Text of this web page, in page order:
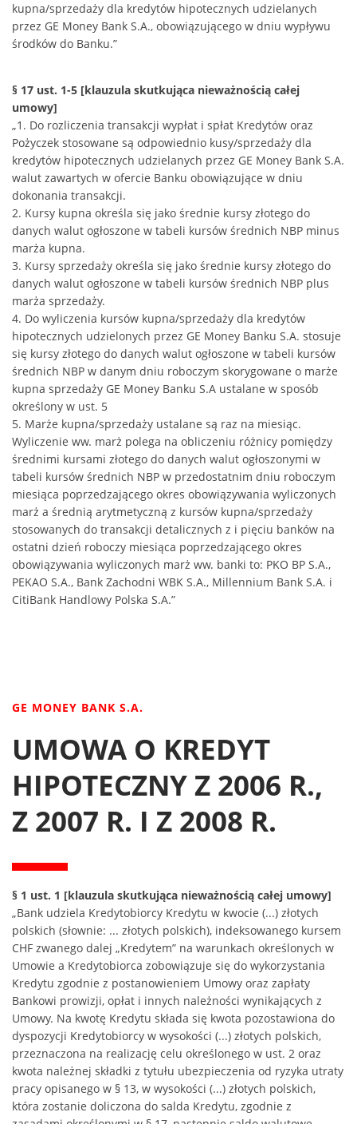
kupna/sprzedaży dla kredytów hipotecznych udzielanych
przez GE Money Bank S.A., obowiązującego w dniu wypływu
środków do Banku.”
§ 17 ust. 1-5 [klauzula skutkująca nieważnością całej
umowy]
„1. Do rozliczenia transakcji wypłat i spłat Kredytów oraz
Pożyczek stosowane są odpowiednio kusy/sprzedaży dla
kredytów hipotecznych udzielanych przez GE Money Bank S.A.
walut zawartych w ofercie Banku obowiązujące w dniu
dokonania transakcji.
2. Kursy kupna określa się jako średnie kursy złotego do
danych walut ogłoszone w tabeli kursów średnich NBP minus
marża kupna.
3. Kursy sprzedaży określa się jako średnie kursy złotego do
danych walut ogłoszone w tabeli kursów średnich NBP plus
marża sprzedaży.
4. Do wyliczenia kursów kupna/sprzedaży dla kredytów
hipotecznych udzielonych przez GE Money Banku S.A. stosuje
się kursy złotego do danych walut ogłoszone w tabeli kursów
średnich NBP w danym dniu roboczym skorygowane o marże
kupna sprzedaży GE Money Banku S.A ustalane w sposób
określony w ust. 5
5. Marże kupna/sprzedaży ustalane są raz na miesiąc.
Wyliczenie ww. marż polega na obliczeniu różnicy pomiędzy
średnimi kursami złotego do danych walut ogłoszonymi w
tabeli kursów średnich NBP w przedostatnim dniu roboczym
miesiąca poprzedzającego okres obowiązywania wyliczonych
marż a średnią arytmetyczną z kursów kupna/sprzedaży
stosowanych do transakcji detalicznych z i pięciu banków na
ostatni dzień roboczy miesiąca poprzedzającego okres
obowiązywania wyliczonych marż ww. banki to: PKO BP S.A.,
PEKAO S.A., Bank Zachodni WBK S.A., Millennium Bank S.A. i
CitiBank Handlowy Polska S.A.”
GE MONEY BANK S.A.
UMOWA O KREDYT
HIPOTECZNY Z 2006 R.,
Z 2007 R. I Z 2008 R.
§ 1 ust. 1 [klauzula skutkująca nieważnością całej umowy]
„Bank udziela Kredytobiorcy Kredytu w kwocie (...) złotych
polskich (słownie: ... złotych polskich), indeksowanego kursem
CHF zwanego dalej „Kredytem” na warunkach określonych w
Umowie a Kredytobiorca zobowiązuje się do wykorzystania
Kredytu zgodnie z postanowieniem Umowy oraz zapłaty
Bankowi prowizji, opłat i innych należności wynikających z
Umowy. Na kwotę Kredytu składa się kwota pozostawiona do
dyspozycji Kredytobiorcy w wysokości (...) złotych polskich,
przeznaczona na realizację celu określonego w ust. 2 oraz
kwota należnej składki z tytułu ubezpieczenia od ryzyka utraty
pracy opisanego w § 13, w wysokości (...) złotych polskich,
która zostanie doliczona do salda Kredytu, zgodnie z